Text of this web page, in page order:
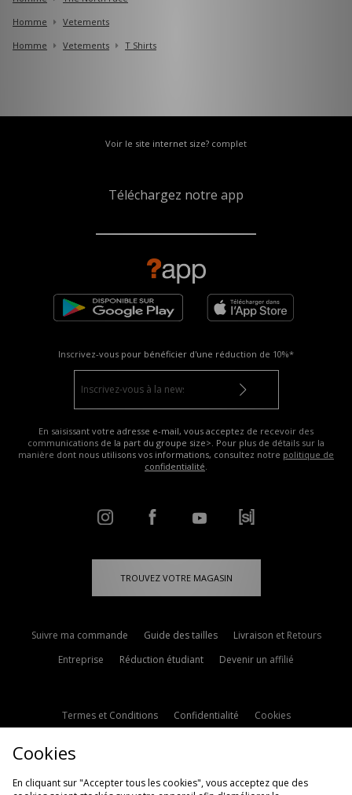
Homme
Vetements
Homme
Vetements T Shirts
Voir le site internet size? complet
Téléchargez notre app
Inscrivez-vous pour bénéficier d'une réduction de 10%*
En saisissant votre adresse e-mail, vous acceptez de recevoir des
communications de la part du groupe size>. Pour plus de détails sur la
manière dont nous utilisons vos informations, consultez notre politique de
confidentialité
TROUVEZ VOTRE MAGASIN
Suivre ma commande Guide des tailles
Livraison et Retours
Entreprise
Réduction étudiant Devenir un affilié
Termes et Conditions Confidentialité
Cookies
Politique d'avis en ligne
Cookies
En cliquant sur "Accepter tous les cookies", vous acceptez que des